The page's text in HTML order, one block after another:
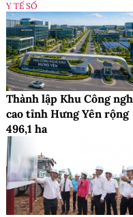
Y TẾ SỐ
Thành lập Khu Công
cao tỉnh Hưng Yên rộng
496,1 ha